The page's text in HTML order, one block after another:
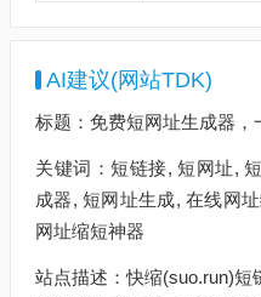
AI建议(网站TDK)
标题：免费短网址生成器，
关键词：短链接, 短网址,
成器, 短网址生成, 在线网
网址缩短神器
站点描述：快缩(suo.run)